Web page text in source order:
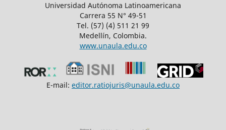
Universidad Autónoma Latinoamericana
Carrera 55 N° 49-51
Tel. (57) (4) 511 21 99
Medellín, Colombia.
www.unaula.edu.co
E-mail: editor.ratiojuris@unaula.edu.co